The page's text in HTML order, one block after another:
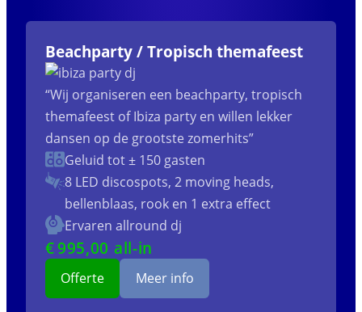
Beachparty / Tropisch themafeest
“Wij organiseren een beachparty, tropisch
themafeest of Ibiza party en willen lekker
dansen op de grootste zomerhits”
Geluid tot ± 150 gasten
8 LED discospots, 2 moving heads,
bellenblaas, rook en 1 extra effect
Ervaren allround dj
€995,00 all-in
Offerte Meer info